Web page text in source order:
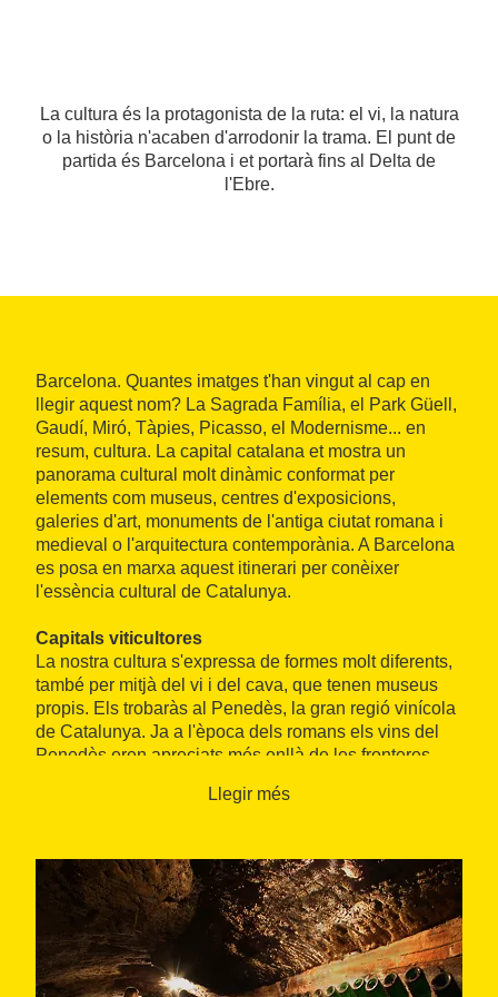
La cultura és la protagonista de la ruta: el vi, la natura
o la història n'acaben d'arrodonir la trama. El punt de
partida és Barcelona i et portarà fins al Delta de
l'Ebre.
Barcelona. Quantes imatges t'han vingut al cap en
llegir aquest nom? La Sagrada Família, el Park Güell,
Gaudí, Miró, Tàpies, Picasso, el Modernisme... en
resum, cultura. La capital catalana et mostra un
panorama cultural molt dinàmic conformat per
elements com museus, centres d'exposicions,
galeries d'art, monuments de l'antiga ciutat romana i
medieval o l'arquitectura contemporània. A Barcelona
es posa en marxa aquest itinerari per conèixer
l'essència cultural de Catalunya.
Capitals viticultores
La nostra cultura s'expressa de formes molt diferents,
també per mitjà del vi i del cava, que tenen museus
propis. Els trobaràs al Penedès, la gran regió vinícola
de Catalunya. Ja a l'època dels romans els vins del
Penedès eren apreciats més enllà de les fronteres
se'n van fer les primeres ampolles, el cava també va
Vilafranca del Penedès i Sant Sadurní d'Anoia
l'origen de tot: són les capitals del vi i del cava,
respectivament. Estan situades ben a prop l'una de
l'altra, així que tu decidiràs per on vols treure el tap de
l'etapa de la ruta següent.
Llegir més